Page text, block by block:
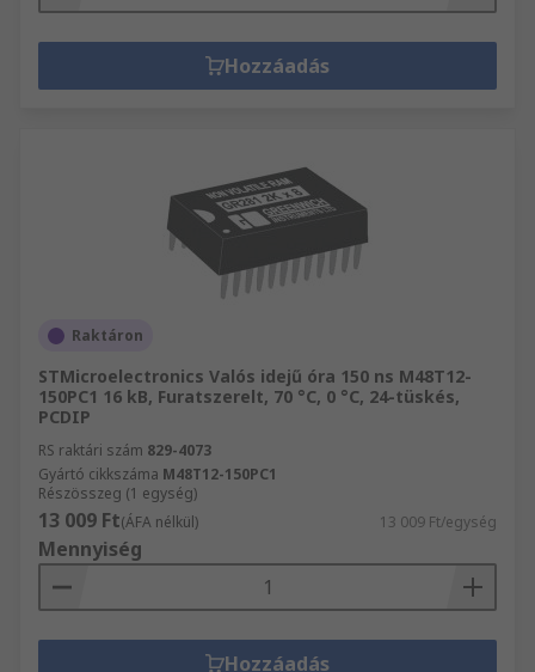
Hozzáadás
Raktáron
STMicroelectronics Valós idejű óra 150 ns M48T12-
150PC1 16 kB, Furatszerelt, 70 °C, 0 °C, 24-tüskés,
PCDIP
RS raktári szám 829-4073
Gyártó cikkszáma M48T12-150PC1
Részösszeg (1 egység)
13 009 Ft(ÁFA nélkül) 13 009 Ft/egység
Mennyiség
Hozzáadás